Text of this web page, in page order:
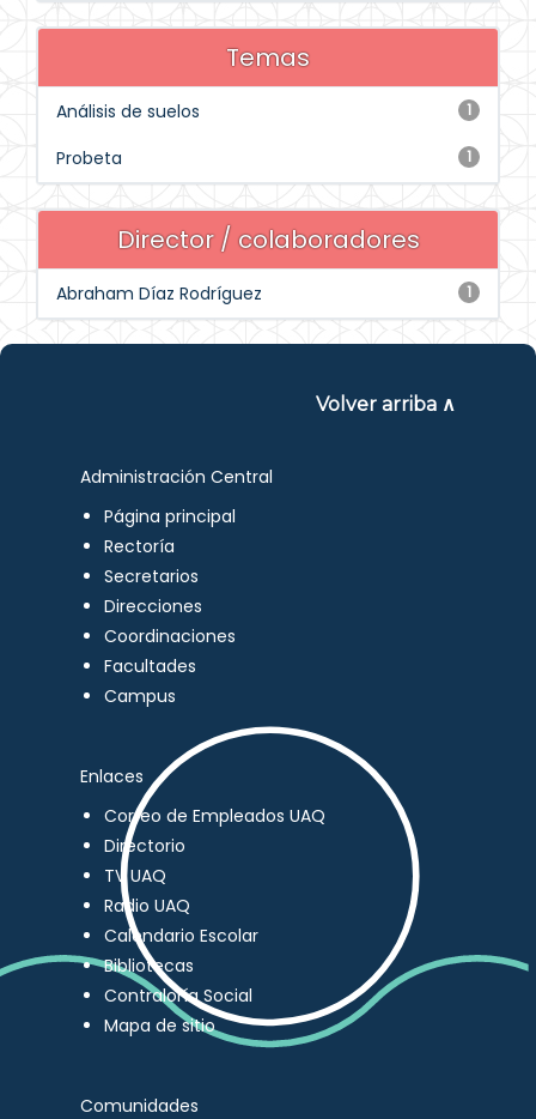
Temas
1
Análisis de suelos
1
Probeta
Director / colaboradores
1
Abraham Díaz Rodríguez
Volver arriba ∧
Administración Central
Página principal
Rectoría
Secretarios
Direcciones
Coordinaciones
Facultades
Campus
Enlaces
Correo de Empleados UAQ
Directorio
TV UAQ
Radio UAQ
Calendario Escolar
Bibliotecas
Contraloría Social
Mapa de sitio
Comunidades